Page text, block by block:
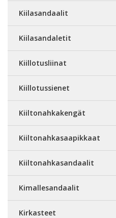
Kiilasandaalit
Kiilasandaletit
Kiillotusliinat
Kiillotussienet
Kiiltonahkakengät
Kiiltonahkasaapikkaat
Kiiltonahkasandaalit
Kimallesandaalit
Kirkasteet